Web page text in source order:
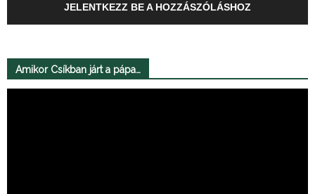
JELENTKEZZ BE A HOZZÁSZÓLÁSHOZ
Amikor Csíkban járt a pápa…